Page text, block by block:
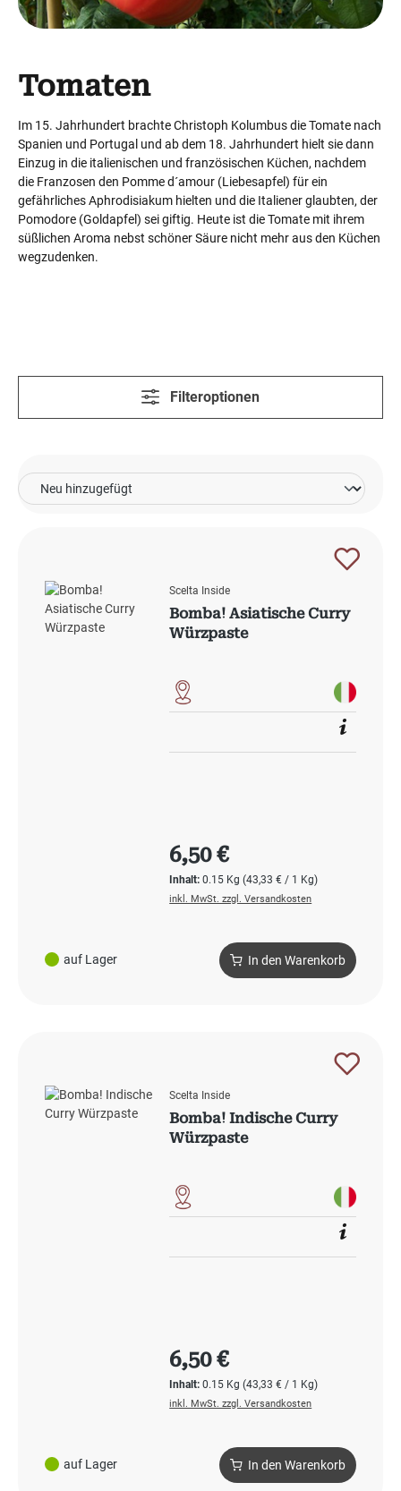
Tomaten
Im 15. Jahrhundert brachte Christoph Kolumbus die Tomate nach
Spanien und Portugal und ab dem 18. Jahrhundert hielt sie dann
Einzug in die italienischen und französischen Küchen, nachdem
die Franzosen den Pomme d´amour (Liebesapfel) für ein
gefährliches Aphrodisiakum hielten und die Italiener glaubten, der
Pomodore (Goldapfel) sei giftig. Heute ist die Tomate mit ihrem
süßlichen Aroma nebst schöner Säure nicht mehr aus den Küchen
wegzudenken.
Filteroptionen
auf Lager
Scelta Inside
Bomba! Asiatische Curry
Würzpaste
Inhalt:0.15 Kg(43,33 € / 1 Kg)
Regulärer Preis:
6,50 €
inkl. MwSt. zzgl. Versandkosten
In den Warenkorb
auf Lager
Scelta Inside
Bomba! Indische Curry
Würzpaste
Inhalt:0.15 Kg(43,33 € / 1 Kg)
Regulärer Preis:
6,50 €
inkl. MwSt. zzgl. Versandkosten
In den Warenkorb